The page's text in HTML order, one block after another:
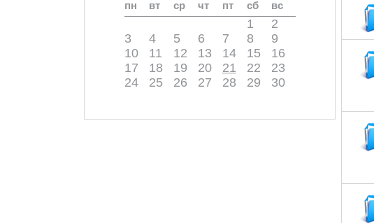
пн
вт ср чт пт сб вс
1
2
3
4 5 6 7 8
9
10
11 12 13 14 15
16
17
18 19 20 21 22
23
24
25 26 27 28 29 30